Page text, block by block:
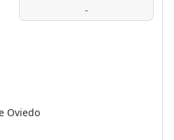
-
Oviedo